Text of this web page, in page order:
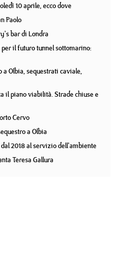
10 aprile, ecco dove
Paolo
bar di Londra
il futuro tunnel sottomarino:
Olbia, sequestrati caviale,
il piano viabilità. Strade chiuse e
Cervo
a Olbia
2018 al servizio dell'ambiente
Teresa Gallura